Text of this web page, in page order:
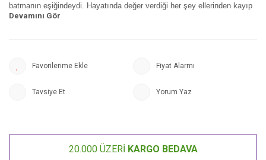
batmanın eşiğindeydi. Hayatında değer verdiği her şey ellerinden kayıp
giderken bir galibiyete ihtiyacı vardı.
geçmesine rağmen çekiciliğini koruyordu. Üstelik artık lüks bir hayat
satın alıp parçalamak isteyen şirketin başkan yardımcısı olarak
Fiyat Alarmı
Tavsiye Et Yorum Yaz
20.000 ÜZERİ KARGO BEDAVA